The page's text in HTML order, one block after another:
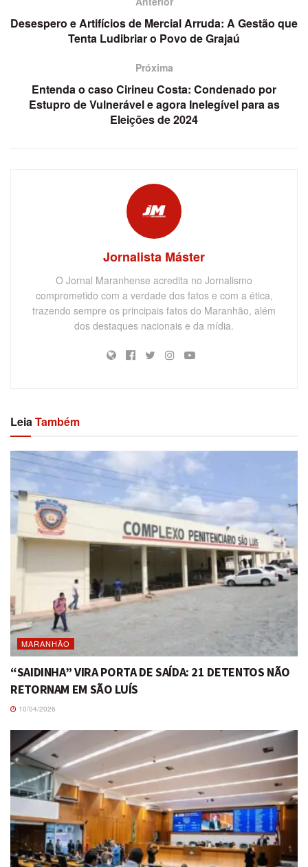
Desespero e Artifícios de Mercial Arruda: A Gestão que
Tenta Ludibriar o Povo de Grajaú
Próxima
Entenda o caso Cirineu Costa: Condenado por
Estupro de Vulnerável e agora Inelegível para as
Eleições de 2024
Jornalista Máster
O Jornal Maranhense acredita no Jornalismo
comprometido com a verdade dos fatos e com a ética,
trazendo sempre os principais fatos do Maranhão, além
dos destaques nacionais e da mídia.
LeiaTambém
MARANHÃO
“SAIDINHA” VIRA PORTA DE SAÍDA: 21 DETENTOS NÃO
RETORNAM EM SÃO LUÍS
10/04/2026